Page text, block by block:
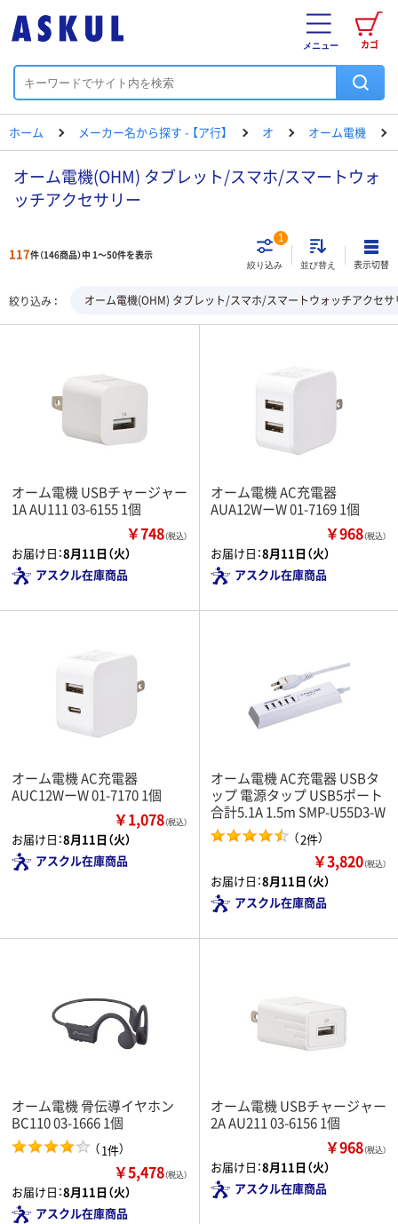
カゴ
メニュー
ホーム メーカー名から探す - 【ア行】 オ オーム電機
オーム電機(OHM) タブレット/スマホ/スマートウォ
ッチアクセサリー
117件（146商品）中 1～50件を表示
絞り込み
1
並び替え 表示切替
絞り込み オーム電機(OHM) タブレット/スマホ/スマートウォッチアクセサ
オーム電機 USBチャージャー
1A AU111 03-6155 1個
￥748（税込）
お届け日：8月11日（火）
アスクル在庫商品
オーム電機 AC充電器
AUA12WーW 01-7169 1個
￥968（税込）
お届け日：8月11日（火）
アスクル在庫商品
オーム電機 AC充電器
AUC12WーW 01-7170 1個
￥1,078（税込）
お届け日：8月11日（火）
アスクル在庫商品
オーム電機 AC充電器 USBタ
ップ 電源タップ USB5ポート
合計5.1A 1.5m SMP-U55D3-W
（2件）
￥3,820（税込）
お届け日：8月11日（火）
アスクル在庫商品
オーム電機 骨伝導イヤホン
BC110 03-1666 1個
（1件）
￥5,478（税込）
お届け日：8月11日（火）
アスクル在庫商品
オーム電機 USBチャージャー
2A AU211 03-6156 1個
￥968（税込）
お届け日：8月11日（火）
アスクル在庫商品